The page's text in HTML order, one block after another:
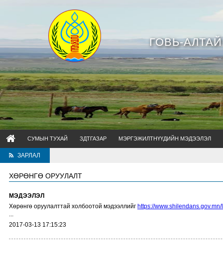
ГОВЬ-
СУМЫН ТУХАЙ ЗДТГАЗАР МЭРГЭЖИЛТНҮҮДИЙН МЭДЭЭЛЭЛ
ЗАРЛАЛ
ХӨРӨНГӨ ОРУУЛАЛТ
МЭДЭЭЛЭЛ
Хөрөнгө оруулалттай холбоотой мэдээллийг https://
...
2017-03-13 17:15:23